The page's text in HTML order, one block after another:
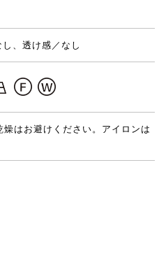
、透け感／なし
燥はお避けください。アイロンは